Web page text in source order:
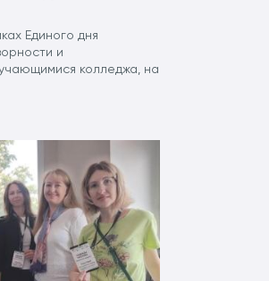
Единого дня
и
колледжа, на